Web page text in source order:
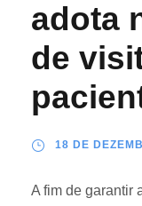
adota
de
18 DE
A fim de garantir